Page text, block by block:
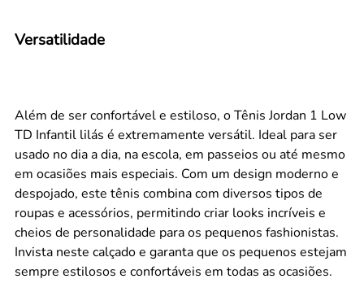
Versatilidade
Além de ser confortável e estiloso, o Tênis Jordan 1 Low
TD Infantil lilás é extremamente versátil. Ideal para ser
usado no dia a dia, na escola, em passeios ou até mesmo
em ocasiões mais especiais. Com um design moderno e
despojado, este tênis combina com diversos tipos de
roupas e acessórios, permitindo criar looks incríveis e
cheios de personalidade para os pequenos fashionistas.
Invista neste calçado e garanta que os pequenos estejam
sempre estilosos e confortáveis em todas as ocasiões.